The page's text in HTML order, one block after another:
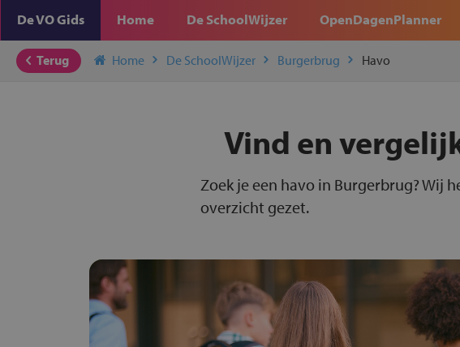
De VO Gids Home De SchoolWijzer OpenDagenPlanner
Terug Home De SchoolWijzer Burgerbrug Havo
Vind en
Zoek je een havo in Burgerbrug? Wij
overzicht gezet.